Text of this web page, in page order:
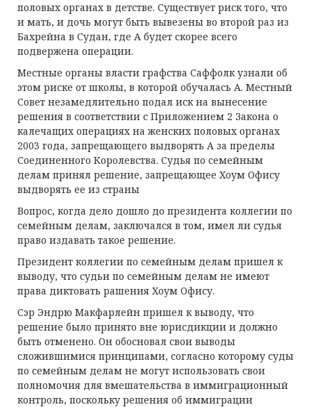
половых органах в детстве. Существует риск того, что
и мать, и дочь могут быть вывезены во второй раз из
Бахрейна в Судан, где А будет скорее всего
подвержена операции.
Местные органы власти графства Саффолк узнали об
этом риске от школы, в которой обучалась А. Местный
Совет незамедлительно подал иск на вынесение
решения в соответствии с Приложением 2 Закона о
калечащих операциях на женских половых органах
2003 года, запрещающего выдворять А за пределы
Соединенного Королевства. Судья по семейным
делам принял решение, запрещающее Хоум Офису
выдворять ее из страны
Вопрос, когда дело дошло до президента коллегии по
семейным делам, заключался в том, имел ли судья
право издавать такое решение.
Президент коллегии по семейным делам пришел к
выводу, что судьи по семейным делам не имеют
права диктовать рашения Хоум Офису.
Сэр Эндрю Макфарлейн пришел к выводу, что
решение было принято вне юрисдикции и должно
быть отменено. Он обосновал свои выводы
сложившимися принципами, согласно которому суды
по семейным делам не могут использовать свои
полномочия для вмешательства в иммиграционный
контроль, поскольку решения об иммиграции